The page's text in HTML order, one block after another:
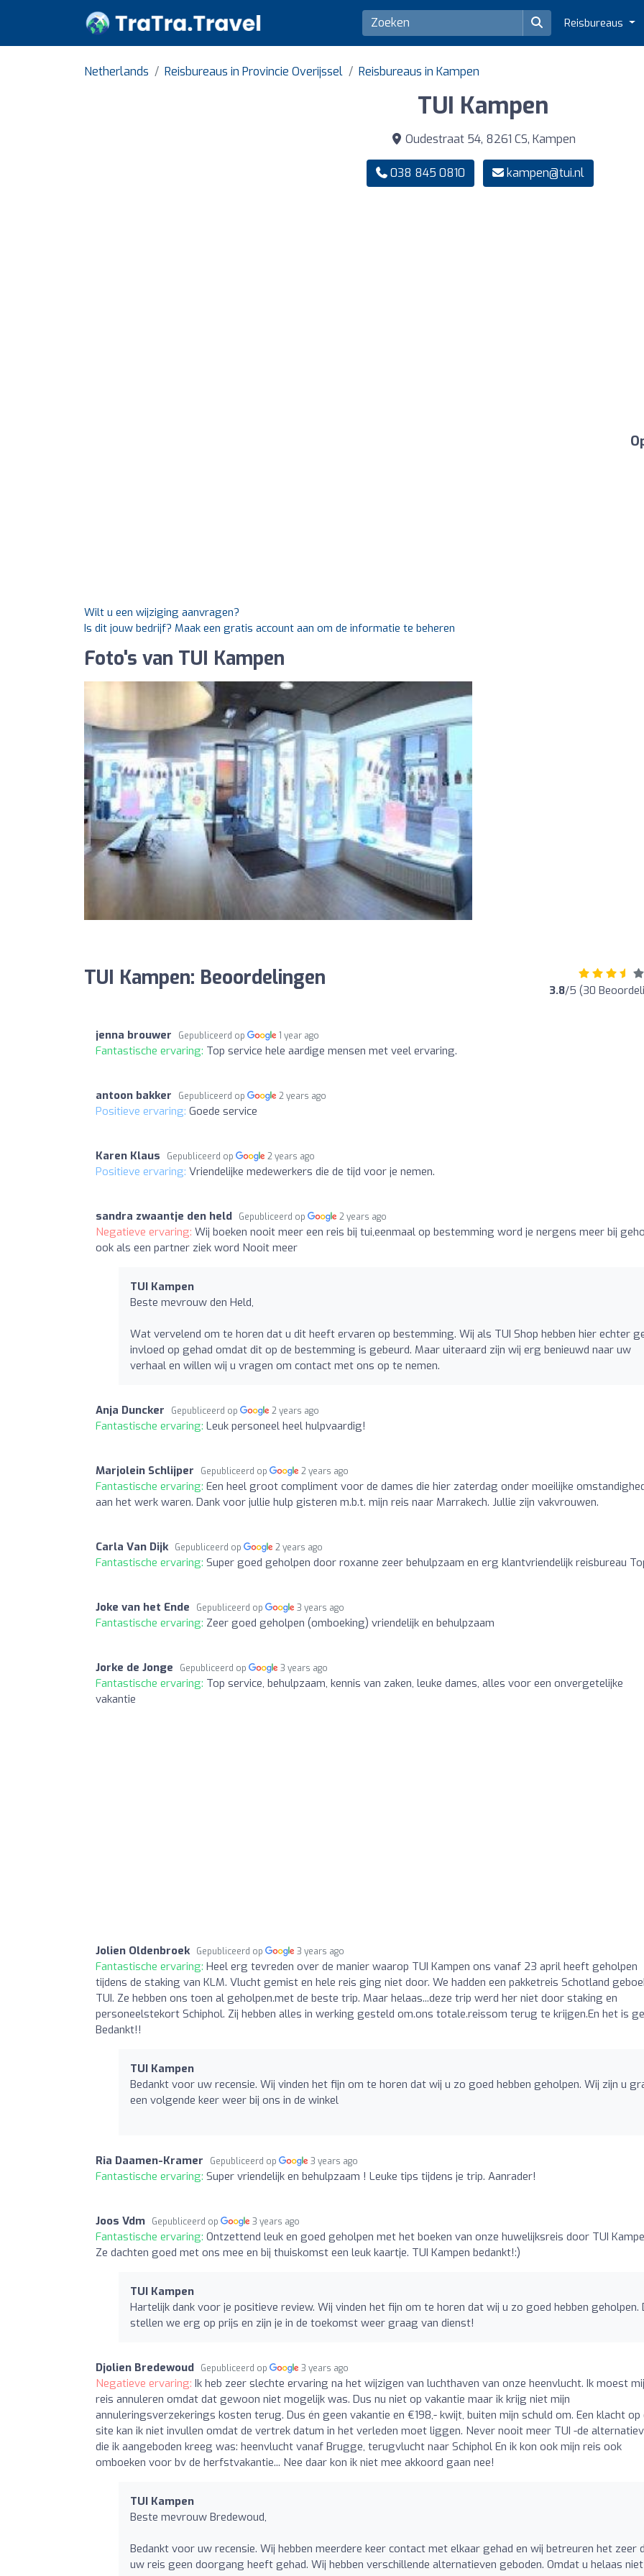
Reisbureaus
Netherlands Reisbureaus in Provincie Overijssel Reisbureaus in Kampen
TUI Kampen
Oudestraat 54, 8261 CS, Kampen
038 845 0810 kampen@tui.nl
Wilt u een wijziging aanvragen?
Is dit jouw bedrijf? Maak een gratis account aan om de informatie te beheren
Foto's van TUI Kampen
TUI Kampen: Beoordelingen 3.8/5 (30
jenna brouwer Gepubliceerd op 1 year ago
Fantastische ervaring: Top service hele aardige mensen met veel ervaring.
antoon bakker Gepubliceerd op 2 years ago
Positieve ervaring: Goede service
Karen Klaus Gepubliceerd op 2 years ago
Positieve ervaring: Vriendelijke medewerkers die de tijd voor je nemen.
sandra zwaantje den held Gepubliceerd op 2 years ago
Negatieve ervaring: Wij boeken nooit meer een reis bij tui,eenmaal op bestemming word je nergens meer bij
ook als een partner ziek word Nooit meer
TUI Kampen
Beste mevrouw den Held,
Wat vervelend om te horen dat u dit heeft ervaren op bestemming. Wij als TUI Shop hebben hier echter
invloed op gehad omdat dit op de bestemming is gebeurd. Maar uiteraard zijn wij erg benieuwd naar uw
verhaal en willen wij u vragen om contact met ons op te nemen.
Anja Duncker Gepubliceerd op 2 years ago
Fantastische ervaring: Leuk personeel heel hulpvaardig!
Marjolein Schlijper Gepubliceerd op 2 years ago
Fantastische ervaring: Een heel groot compliment voor de dames die hier zaterdag onder moeilijke
aan het werk waren. Dank voor jullie hulp gisteren m.b.t. mijn reis naar Marrakech. Jullie zijn vakvrouwen.
Carla Van Dijk Gepubliceerd op 2 years ago
Fantastische ervaring: Super goed geholpen door roxanne zeer behulpzaam en erg klantvriendelijk reisbureau
Joke van het Ende Gepubliceerd op 3 years ago
Fantastische ervaring: Zeer goed geholpen (omboeking) vriendelijk en behulpzaam
Jorke de Jonge Gepubliceerd op 3 years ago
Fantastische ervaring: Top service, behulpzaam, kennis van zaken, leuke dames, alles voor een onvergetelijke
vakantie
Jolien Oldenbroek Gepubliceerd op 3 years ago
Fantastische ervaring: Heel erg tevreden over de manier waarop TUI Kampen ons vanaf 23 april heeft geholpen
tijdens de staking van KLM. Vlucht gemist en hele reis ging niet door. We hadden een pakketreis Schotland
TUI. Ze hebben ons toen al geholpen.met de beste trip. Maar helaas...deze trip werd her niet door staking en
personeelstekort Schiphol. Zij hebben alles in werking gesteld om.ons totale.reissom terug te krijgen.En het is
Bedankt!!
TUI Kampen
Bedankt voor uw recensie. Wij vinden het fijn om te horen dat wij u zo goed hebben geholpen. Wij zijn u
een volgende keer weer bij ons in de winkel
Ria Daamen-Kramer Gepubliceerd op 3 years ago
Fantastische ervaring: Super vriendelijk en behulpzaam ! Leuke tips tijdens je trip. Aanrader!
Joos Vdm Gepubliceerd op 3 years ago
Fantastische ervaring: Ontzettend leuk en goed geholpen met het boeken van onze huwelijksreis door TUI
Ze dachten goed met ons mee en bij thuiskomst een leuk kaartje. TUI Kampen bedankt!:)
TUI Kampen
Hartelijk dank voor je positieve review. Wij vinden het fijn om te horen dat wij u zo goed hebben geholpen.
stellen we erg op prijs en zijn je in de toekomst weer graag van dienst!
Djolien Bredewoud Gepubliceerd op 3 years ago
Negatieve ervaring: Ik heb zeer slechte ervaring na het wijzigen van luchthaven van onze heenvlucht. Ik moest
reis annuleren omdat dat gewoon niet mogelijk was. Dus nu niet op vakantie maar ik krijg niet mijn
annuleringsverzekerings kosten terug. Dus én geen vakantie en €198,- kwijt, buiten mijn schuld om. Een klacht op
site kan ik niet invullen omdat de vertrek datum in het verleden moet liggen. Never nooit meer TUI -de
die ik aangeboden kreeg was: heenvlucht vanaf Brugge, terugvlucht naar Schiphol En ik kon ook mijn reis ook
omboeken voor bv de herfstvakantie... Nee daar kon ik niet mee akkoord gaan nee!
TUI Kampen
Beste mevrouw Bredewoud,
Bedankt voor uw recensie. Wij hebben meerdere keer contact met elkaar gehad en wij betreuren het zeer
uw reis geen doorgang heeft gehad. Wij hebben verschillende alternatieven geboden. Omdat u helaas niet